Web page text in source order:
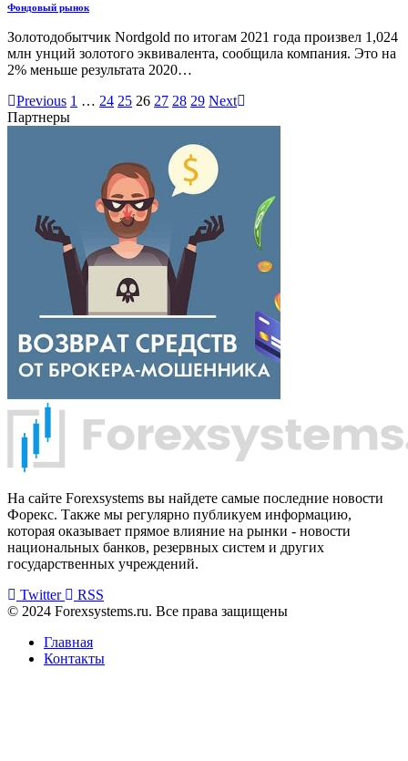
Фондовый рынок
Золотодобытчик Nordgold по итогам 2021 года произвел 1,024
млн унций золотого эквивалента, сообщила компания. Это на
2% меньше результата 2020…
Previous 1 … 24 25 26 27 28 29 Next
Партнеры
На сайте Forexsystems вы найдете самые последние новости
Форекс. Также мы регулярно публикуем информацию,
которая оказывает прямое влияние на рынки - новости
национальных банков, резервных систем и других
государственных учреждений.
Twitter
RSS
© 2024 Forexsystems.ru. Все права защищены
Главная
Контакты